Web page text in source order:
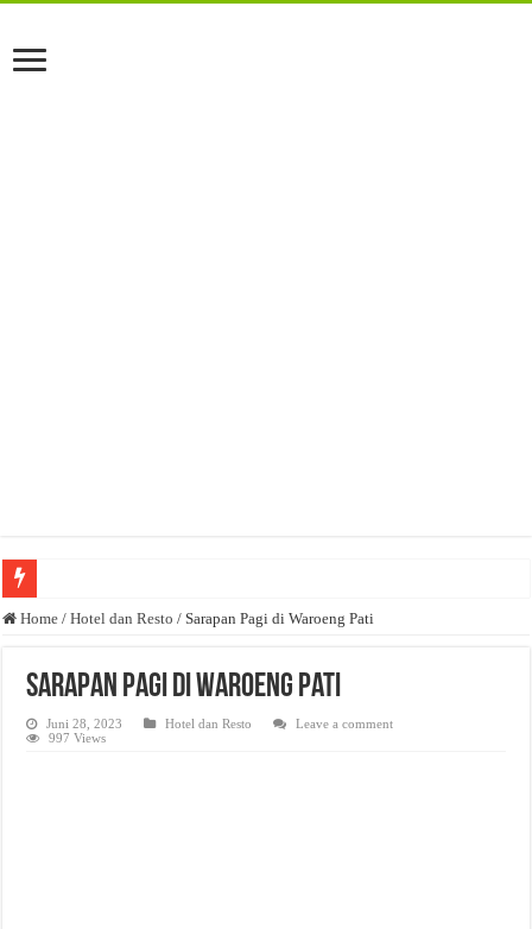
Anda butuh promosi usaha? Kontak ke Email redaksi@bisnisnasional.com
Dibutuhkan Marketing. Lamaran di-email ke redaksi@bisnisnasional.com
Home / Hotel dan Resto / Sarapan Pagi di Waroeng Pati
Sarapan Pagi di Waroeng Pati
Juni 28, 2023 Hotel dan Resto
Leave a comment
997 Views